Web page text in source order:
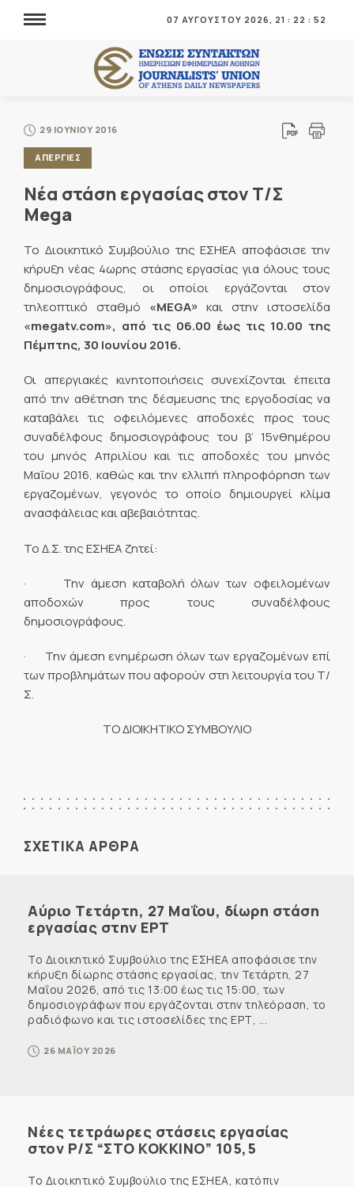
07 ΑΥΓΟΥΣΤΟΥ 2026, 21 : 22 : 53
29 ΙΟΥΝΙΟΥ 2016
ΑΠΕΡΓΙΕΣ
Νέα στάση εργασίας στον Τ/Σ
Mega
Το Διοικητικό Συμβούλιο της ΕΣΗΕΑ αποφάσισε την
κήρυξη νέας 4ωρης στάσης εργασίας για όλους τους
δημοσιογράφους, οι οποίοι εργάζονται στον
τηλεοπτικό σταθμό «MEGA» και στην ιστοσελίδα
«megatv.com», από τις 06.00 έως τις 10.00 της
Πέμπτης, 30 Ιουνίου 2016.
Οι απεργιακές κινητοποιήσεις συνεχίζονται έπειτα
από την αθέτηση της δέσμευσης της εργοδοσίας να
καταβάλει τις οφειλόμενες αποδοχές προς τους
συναδέλφους δημοσιογράφους του β’ 15νθημέρου
του μηνός Απριλίου και τις αποδοχές του μηνός
Μαΐου 2016, καθώς και την ελλιπή πληροφόρηση των
εργαζομένων, γεγονός το οποίο δημιουργεί κλίμα
ανασφάλειας και αβεβαιότητας.
Το Δ.Σ. της ΕΣΗΕΑ ζητεί:
· Την άμεση καταβολή όλων των οφειλομένων
αποδοχών προς τους συναδέλφους
δημοσιογράφους.
· Την άμεση ενημέρωση όλων των εργαζομένων επί
των προβλημάτων που αφορούν στη λειτουργία του Τ/
Σ.
ΤΟ ΔΙΟΙΚΗΤΙΚΟ ΣΥΜΒΟΥΛΙΟ
ΣΧΕΤΙΚΑ ΑΡΘΡΑ
Αύριο Τετάρτη, 27 Μαΐου, δίωρη στάση
εργασίας στην ΕΡΤ
Το Διοικητικό Συμβούλιο της ΕΣΗΕΑ αποφάσισε την
κήρυξη δίωρης στάσης εργασίας, την Τετάρτη, 27
Μαΐου 2026, από τις 13:00 έως τις 15:00, των
δημοσιογράφων που εργάζονται στην τηλεόραση, το
ραδιόφωνο και τις ιστοσελίδες της ΕΡΤ, ...
26 ΜΑΪΟΥ 2026
Νέες τετράωρες στάσεις εργασίας
στον Ρ/Σ “ΣΤΟ ΚΟΚΚΙΝΟ” 105,5
Το Διοικητικό Συμβούλιο της ΕΣΗΕΑ, κατόπιν